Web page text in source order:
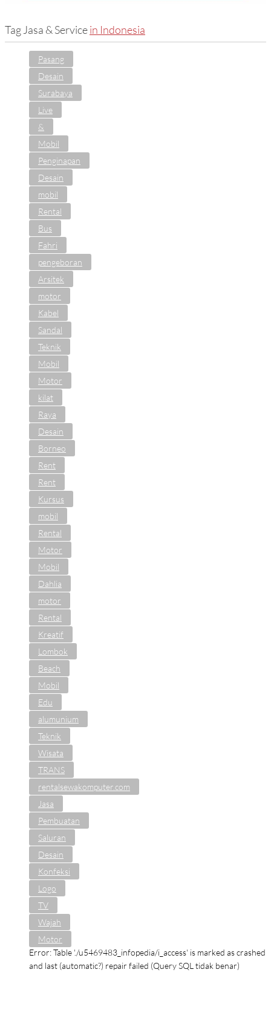
Tag Jasa & Servicein Indonesia
Pasang
Desain
Surabaya
Live
&
Mobil
Penginapan
Desain
mobil
Rental
Bus
Fahri
pengeboran
Arsitek
motor
Kabel
Sandal
Teknik
Mobil
Motor
kilat
Raya
Desain
Borneo
Rent
Rent
Kursus
mobil
Rental
Motor
Mobil
Dahlia
motor
Rental
Kreatif
Lombok
Beach
Mobil
Edu
alumunium
Teknik
Wisata
TRANS
rentalsewakomputer.com
Jasa
Pembuatan
Saluran
Desain
Konfeksi
Logo
TV
Wajah
Motor
Error: Table './u5469483_infopedia/i_access' is marked as crashed
and last (automatic?) repair failed (Query SQL tidak benar)